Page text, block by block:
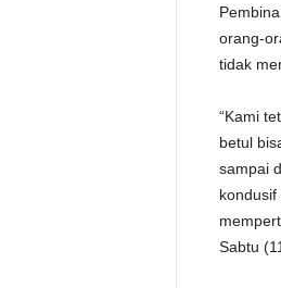
orang-
tidak
“Kami
betul
sampai
Sabtu